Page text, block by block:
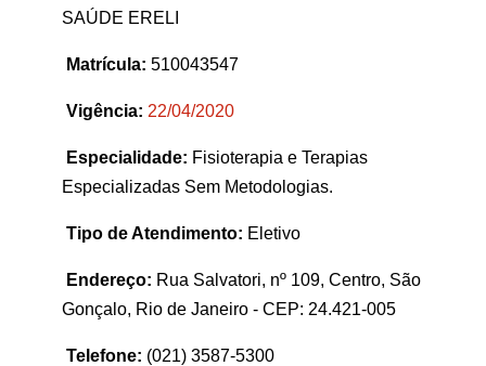
SAÚDE ERELI
Matrícula: 510043547
Vigência: 22/04/2020
Especialidade: Fisioterapia e Terapias
Especializadas Sem Metodologias.
Tipo de Atendimento: Eletivo
Endereço: Rua Salvatori, nº 109, Centro, São
Gonçalo, Rio de Janeiro - CEP: 24.421-005
Telefone: (021) 3587-5300